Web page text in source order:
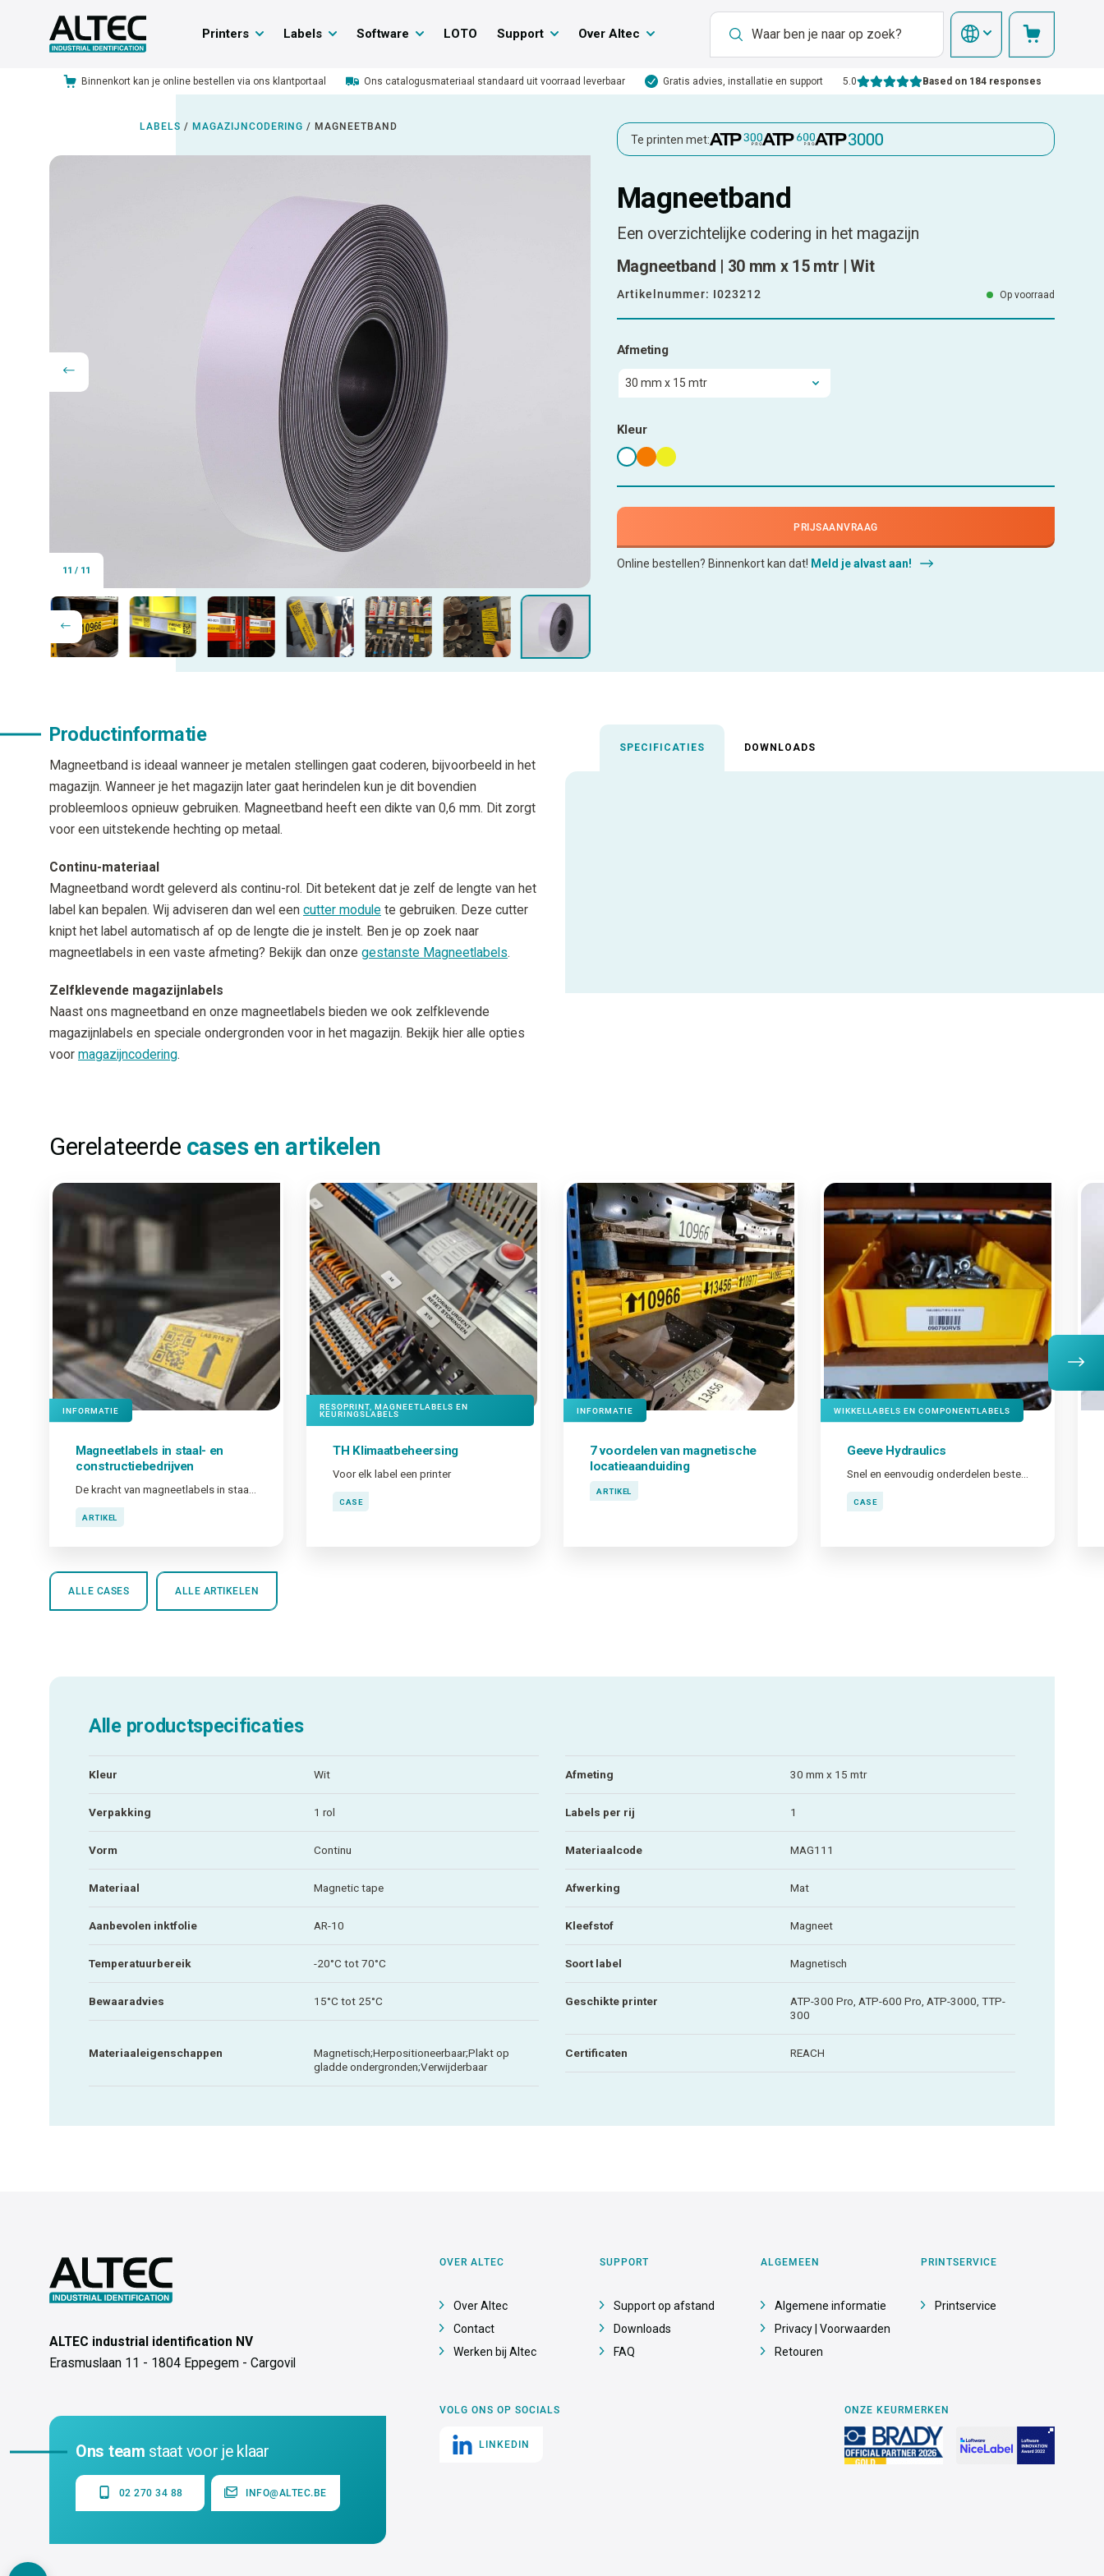
Printers Labels Software LOTO Support Over Altec
Binnenkort kan je online bestellen via ons klantportaal Ons catalogusmateriaal standaard uit voorraad leverbaar Gratis advies, installatie en support 5.0 Based on 184 responses
LABELS / MAGAZIJNCODERING / MAGNEETBAND
11 / 11
Te printen met:
Magneetband
Een overzichtelijke codering in het magazijn
Magneetband | 30 mm x 15 mtr | Wit
Artikelnummer: I023212 Op voorraad
Afmeting
Kleur
PRIJSAANVRAAG
Online bestellen? Binnenkort kan dat! Meld je alvast aan!
Productinformatie
Magneetband is ideaal wanneer je metalen stellingen gaat coderen, bijvoorbeeld in het
magazijn. Wanneer je het magazijn later gaat herindelen kun je dit bovendien
probleemloos opnieuw gebruiken. Magneetband heeft een dikte van 0,6 mm. Dit zorgt
voor een uitstekende hechting op metaal.
Continu-materiaal
Magneetband wordt geleverd als continu-rol. Dit betekent dat je zelf de lengte van het
label kan bepalen. Wij adviseren dan wel een cutter module te gebruiken. Deze cutter
knipt het label automatisch af op de lengte die je instelt. Ben je op zoek naar
magneetlabels in een vaste afmeting? Bekijk dan onze gestanste Magneetlabels.
Zelfklevende magazijnlabels
Naast ons magneetband en onze magneetlabels bieden we ook zelfklevende
magazijnlabels en speciale ondergronden voor in het magazijn. Bekijk hier alle opties
voor magazijncodering.
SPECIFICATIES DOWNLOADS
Gerelateerde cases en artikelen
INFORMATIE
Magneetlabels in staal- en
constructiebedrijven
ARTIKEL
RESOPRINT, MAGNEETLABELS EN
KEURINGSLABELS
TH Klimaatbeheersing
Voor elk label een printer
CASE
INFORMATIE
7 voordelen van magnetische
locatieaanduiding
ARTIKEL
WIKKELLABELS EN COMPONENTLABELS
Geeve Hydraulics
CASE
ALLE CASES ALLE ARTIKELEN
Alle productspecificaties
Kleur Wit Afmeting 30 mm x 15 mtr
Verpakking 1 rol Labels per rij 1
Vorm Continu Materiaalcode MAG111
Materiaal Magnetic tape Afwerking Mat
Aanbevolen inktfolie AR-10 Kleefstof Magneet
Temperatuurbereik -20°C tot 70°C Soort label Magnetisch
Bewaaradvies 15°C tot 25°C Geschikte printer
ATP-300 Pro, ATP-600 Pro, ATP-3000, TTP-
300
Materiaaleigenschappen
Magnetisch;Herpositioneerbaar;Plakt op
gladde ondergronden;Verwijderbaar
Certificaten REACH
ALTEC industrial identification NV
Erasmuslaan 11 - 1804 Eppegem - Cargovil
Ons team staat voor je klaar
02 270 34 88 INFO@ALTEC.BE
OVER ALTEC
Over Altec
Contact
Werken bij Altec
SUPPORT
Support op afstand
Downloads
FAQ
ALGEMEEN
Algemene informatie
Privacy | Voorwaarden
Retouren
PRINTSERVICE
Printservice
VOLG ONS OP SOCIALS
LINKEDIN
ONZE KEURMERKEN